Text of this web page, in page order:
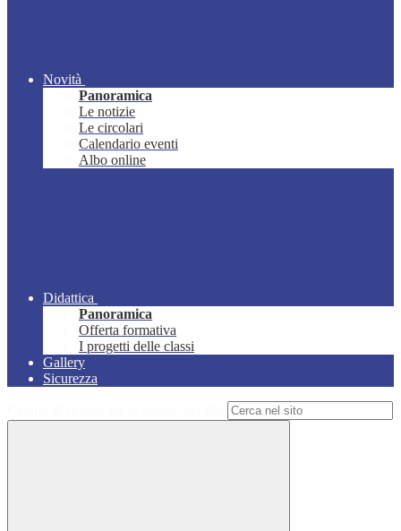
Novità
Panoramica
Le notizie
Le circolari
Calendario eventi
Albo online
Didattica
Panoramica
Offerta formativa
I progetti delle classi
Gallery
Sicurezza